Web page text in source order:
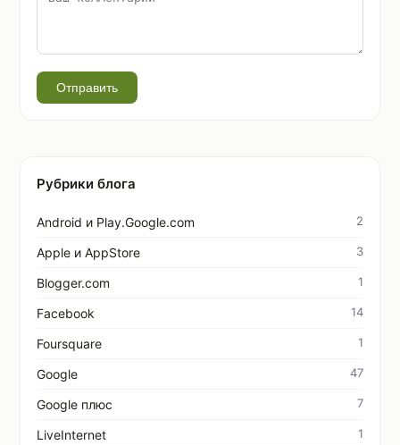
Отправить
Рубрики блога
Android и Play.Google.com 2
Apple и AppStore 3
Blogger.com 1
Facebook 14
Foursquare 1
Google 47
Google плюс 7
LiveInternet 1